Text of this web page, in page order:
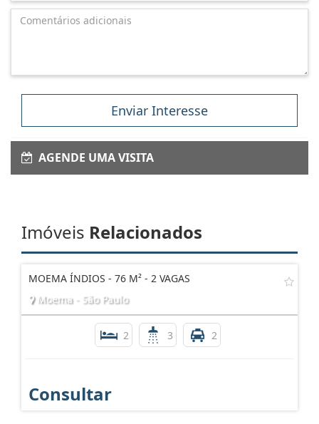
Enviar Interesse
AGENDE UMA VISITA
Imóveis Relacionados
MOEMA ÍNDIOS - 76 M² - 2 VAGAS
Moema - São Paulo
2 3 2
Consultar